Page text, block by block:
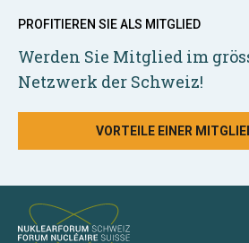
PROFITIEREN SIE ALS MITGLIED
Werden Sie Mitglied im
Netzwerk der Schweiz!
VORTEILE EINER